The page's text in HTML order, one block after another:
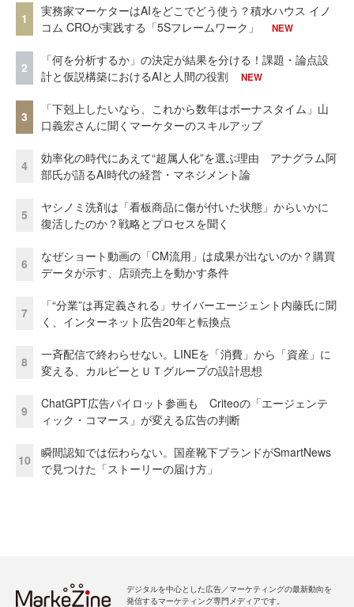
1
実務家マーケターはAIをどこでどう使う？積水ハウス イノ
コム CROが実践する「5Sフレームワーク」
NEW
2
「何を分析するか」の決定が結果を分ける！課題・論点設
計と仮説構築におけるAIと人間の役割
NEW
3
「下剋上したいなら、これから数年はボーナスタイム」山
口義宏さんに聞くマーケターのスキルアップ
4
効率化の時代にあえて“超属人化”を選ぶ理由 アナグラム阿
部氏が語るAI時代の経営・マネジメント論
5
ヤシノミ洗剤は「看板商品に傷が付いた状態」からいかに
復活したのか？戦略とプロセスを聞く
6
なぜショート動画の「CM流用」は成果が出ないのか？購買
データが示す、店頭売上を動かす条件
7
「“分業”は再定義される」サイバーエージェント内藤氏に聞
く、インターネット広告20年と転換点
8
一斉配信で終わらせない。LINEを「消費」から「資産」に
変える、カルビーとＵＴグループの設計思想
9
ChatGPT広告パイロット参画も Criteoの「エージェンテ
ィック・コマース」が変える広告の判断
10
瞬間認知では伝わらない。国産靴下ブランドがSmartNews
で見つけた「ストーリーの届け方」
デジタルを中心とした広告／マーケティングの最新動向を
発信するマーケティング専門メディアです。